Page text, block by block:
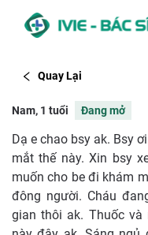
Quay Lại
Nam, 1 tuổi Đang mở
Dạ e chao bsy ak. Bsy
mắt thế này. Xin bsy
muốn cho be đi khám
đông người. Cháu
gian thôi ak. Thuốc